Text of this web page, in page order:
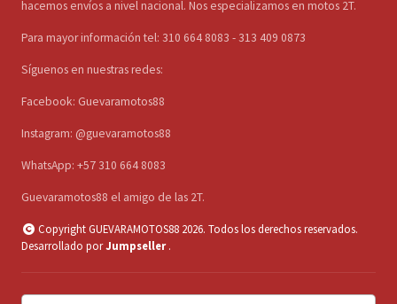
hacemos envíos a nivel nacional. Nos especializamos en motos 2T.
Para mayor información tel: 310 664 8083 - 313 409 0873
Síguenos en nuestras redes:
Facebook: Guevaramotos88
Instagram: @guevaramotos88
WhatsApp: +57 310 664 8083
Guevaramotos88 el amigo de las 2T.
Copyright GUEVARAMOTOS88 2026. Todos los derechos reservados.
Desarrollado porJumpseller .